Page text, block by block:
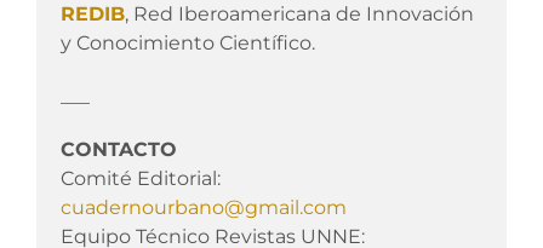
REDIB, Red Iberoamericana de Innovación
y Conocimiento Científico.
CONTACTO
Comité Editorial:
cuadernourbano@gmail.com
Equipo Técnico Revistas UNNE: